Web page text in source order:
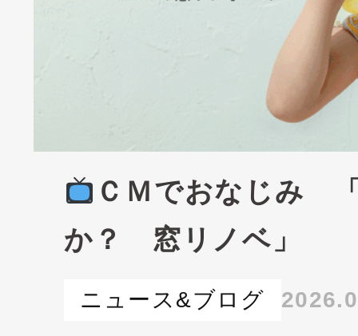
ＣＭでおなじみ
か？ 窓リノベ」
ニュース&ブログ